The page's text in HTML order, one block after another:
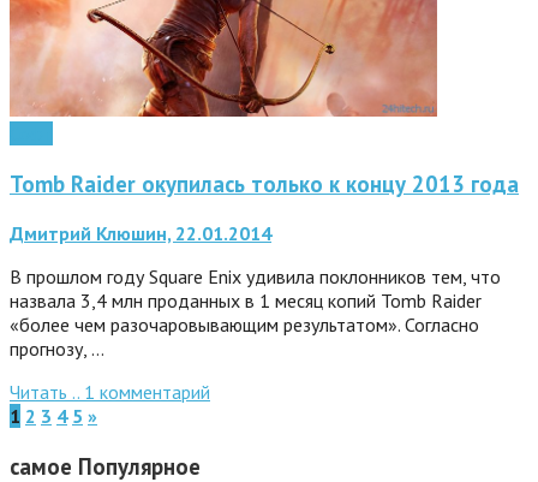
Tomb Raider окупилась только к концу 2013 года
Дмитрий Клюшин, 22.01.2014
В прошлом году Square Enix удивила поклонников тем, что
назвала 3,4 млн проданных в 1 месяц копий Tomb Raider
«более чем разочаровывающим результатом». Согласно
прогнозу, …
Читать .. 1 комментарий
1 2 3 4 5 »
самое Популярное